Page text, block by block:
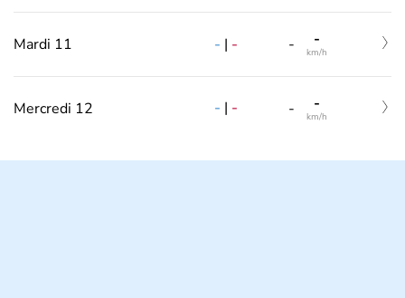
Mardi 11 - | - - -
km/h
Mercredi 12 - | - - -
km/h